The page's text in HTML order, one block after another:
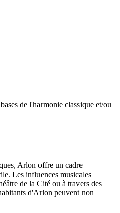
de l'harmonie classique et/ou
Arlon offre un cadre
Les influences musicales
de la Cité ou à travers des
d'Arlon peuvent non